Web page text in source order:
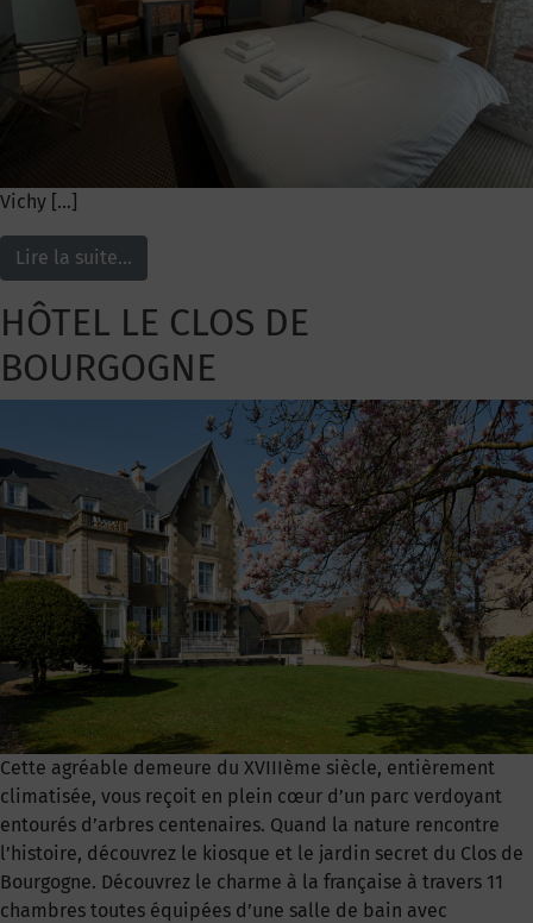
Vichy […]
Lire la suite…
HÔTEL LE CLOS DE
BOURGOGNE
Cette agréable demeure du XVIIIème siècle, entièrement
climatisée, vous reçoit en plein cœur d’un parc verdoyant
entourés d’arbres centenaires. Quand la nature rencontre
l’histoire, découvrez le kiosque et le jardin secret du Clos de
Bourgogne. Découvrez le charme à la française à travers 11
chambres toutes équipées d’une salle de bain avec